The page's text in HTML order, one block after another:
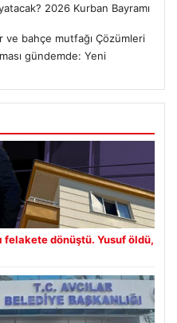
2026 Kurban Bayramı
ve bahçe mutfağı Çözümleri
gündemde: Yeni
felakete dönüştü. Yusuf öldü,